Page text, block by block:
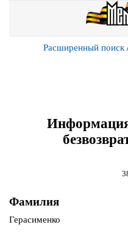
Расширенный поиск
Информация
Фамилия
Герасименко